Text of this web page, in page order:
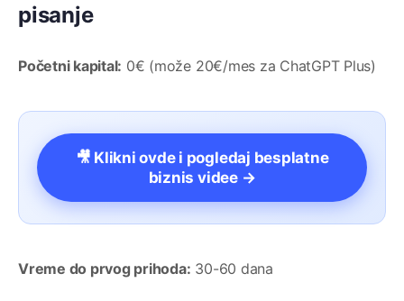
pisanje
Početni kapital: 0€ (može 20€/mes za ChatGPT Plus)
🎥 Klikni ovde i pogledaj besplatne
biznis videe →
Vreme do prvog prihoda: 30-60 dana